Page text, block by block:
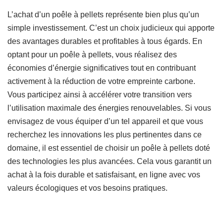
L’achat d’un poêle à pellets représente bien plus qu’un
simple investissement. C’est un choix judicieux qui apporte
des avantages durables et profitables à tous égards. En
optant pour un poêle à pellets, vous réalisez des
économies d’énergie significatives tout en contribuant
activement à la réduction de votre empreinte carbone.
Vous participez ainsi à accélérer votre transition vers
l’utilisation maximale des énergies renouvelables. Si vous
envisagez de vous équiper d’un tel appareil et que vous
recherchez les innovations les plus pertinentes dans ce
domaine, il est essentiel de choisir un poêle à pellets doté
des technologies les plus avancées. Cela vous garantit un
achat à la fois durable et satisfaisant, en ligne avec vos
valeurs écologiques et vos besoins pratiques.